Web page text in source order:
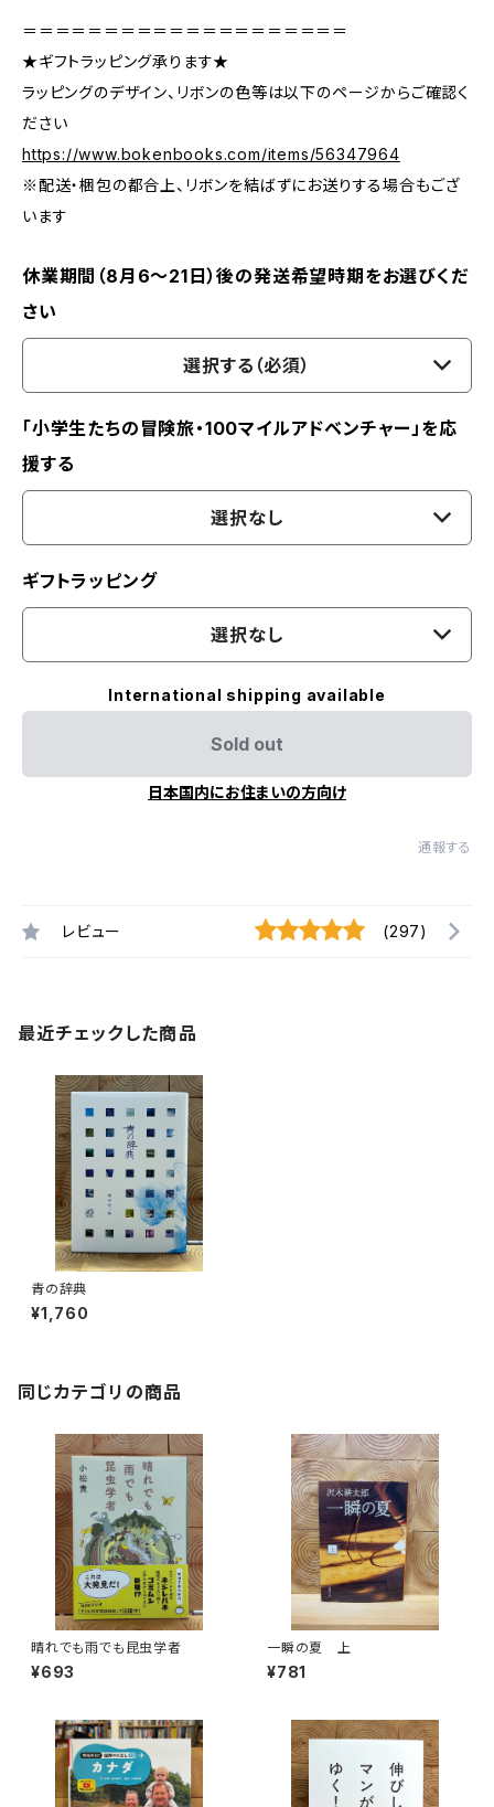
＝＝＝＝＝＝＝＝＝＝＝＝＝＝＝＝＝＝＝＝
★ギフトラッピング承ります★
ラッピングのデザイン、リボンの色等は以下のページからご確認く
ださい
https://www.bokenbooks.com/items/56347964
※配送・梱包の都合上、リボンを結ばずにお送りする場合もござ
います
休業期間（8月6〜21日）後の発送希望時期をお選びくだ
さい
選択する（必須）
「小学生たちの冒険旅・100マイルアドベンチャー」を応
援する
選択なし
ギフトラッピング
選択なし
International shipping available
Sold out
日本国内にお住まいの方向け
通報する
レビュー (297)
最近チェックした商品
青の辞典
¥1,760
同じカテゴリの商品
晴れでも雨でも昆虫学者
¥693
一瞬の夏 上
¥781